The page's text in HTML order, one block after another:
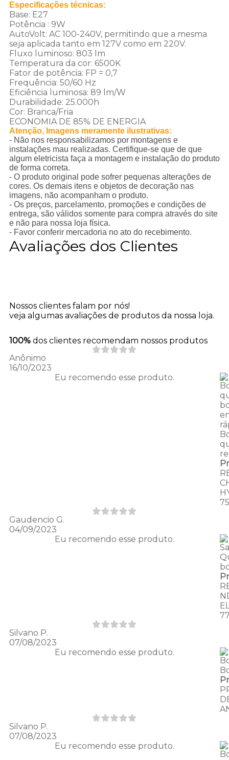
Especificações técnicas:
Base: E27
Potência : 9W
AutoVolt: AC 100-240V, permitindo que a mesma
seja aplicada tanto em 127V como em 220V.
Fluxo luminoso: 803 lm
Temperatura da cor: 6500K
Fator de potência: FP = 0,7
Frequência: 50/60 Hz
Eficiência luminosa: 89 lm/W
Durabilidade: 25.000h
Cor: Branca/Fria
ECONOMIA DE 85% DE ENERGIA
Atenção, Imagens meramente ilustrativas:
- Não nos responsabilizamos por montagens e
instalações mau realizadas. Certifique-se que de que
algum eletricista faça a montagem e instalação do produto
de forma correta.
- O produto original pode sofrer pequenas alterações de
cores. Os demais itens e objetos de decoração nas
imagens, não acompanham o produto.
- Os preços, parcelamento, promoções e condições de
entrega, são válidos somente para compra através do site
e não para nossa loja física.
- Favor conferir mercadoria no ato do recebimento.
Avaliações dos Clientes
Nossos clientes falam por nós!
veja algumas avaliações de produtos da nossa loja.
100% dos clientes recomendam nossos produtos
Anônimo
16/10/2023
Eu recomendo esse produto.
Gaudencio G.
04/09/2023
Eu recomendo esse produto.
Silvano P.
07/08/2023
Eu recomendo esse produto.
Silvano P.
07/08/2023
Eu recomendo esse produto.